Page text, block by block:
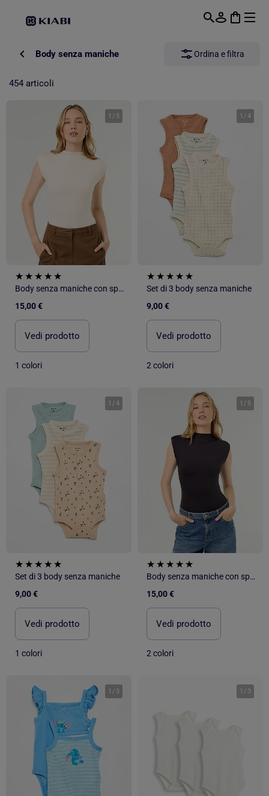
Body senza maniche Ordina e filtra
454 articoli
1 / 5
Body senza maniche con spalline
15,00 €
Vedi prodotto
1 colori
1 /4
Set di 3 body senza maniche
9,00 €
Vedi prodotto
2 colori
1 /4
Set di 3 body senza maniche
9,00 €
Vedi prodotto
1 colori
1 / 5
Body senza maniche con spalline
15,00 €
Vedi prodotto
2 colori
1 / 3 1 / 3